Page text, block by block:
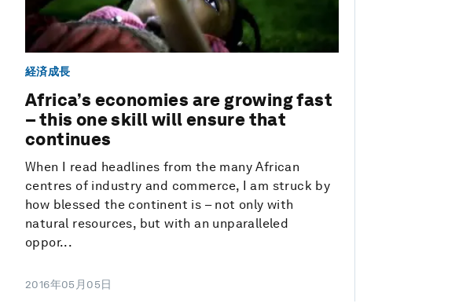
経済成長
Africa’s economies are growing fast
– this one skill will ensure that
continues
When I read headlines from the many African
centres of industry and commerce, I am struck by
how blessed the continent is – not only with
natural resources, but with an unparalleled
oppor...
2016年05月05日